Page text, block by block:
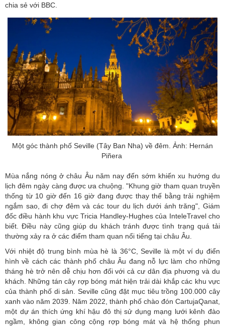
chia sẻ với BBC.
Một góc thành phố Seville (Tây Ban Nha) về đêm. Ảnh: Hernán
Piñera
Mùa nắng nóng ở châu Âu năm nay đến sớm khiến xu hướng du
lịch đêm ngày càng được ưa chuộng. "Khung giờ tham quan truyền
thống từ 10 giờ đến 16 giờ đang được thay thế bằng trải nghiệm
ngắm sao, đi chợ đêm và các tour du lịch dưới ánh trăng", Giám
đốc điều hành khu vực Tricia Handley-Hughes của InteleTravel cho
biết. Điều này cũng giúp du khách tránh được tình trạng quá tải
thường xảy ra ở các điểm tham quan nổi tiếng tại châu Âu.
Với nhiệt độ trung bình mùa hè là 36°C, Seville là một ví dụ điển
hình về cách các thành phố châu Âu đang nỗ lực làm cho những
tháng hè trở nên dễ chịu hơn đối với cả cư dân địa phương và du
khách. Những tán cây rợp bóng mát hiện trải dài khắp các khu vực
của thành phố di sản. Seville cũng đặt mục tiêu trồng 100.000 cây
xanh vào năm 2039. Năm 2022, thành phố chào đón CartujaQanat,
một dự án thích ứng khí hậu đô thị sử dụng mạng lưới kênh đào
ngầm, không gian công cộng rợp bóng mát và hệ thống phun